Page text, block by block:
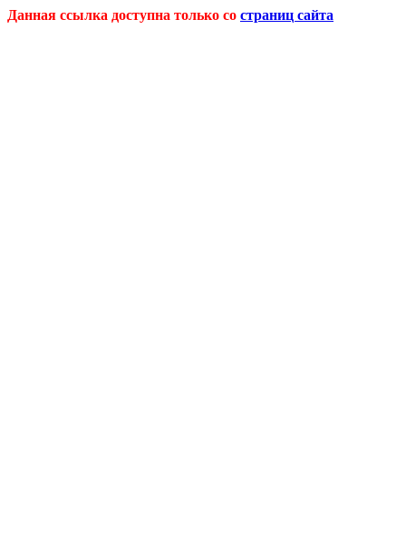
Данная ссылка доступна только со страниц сайта